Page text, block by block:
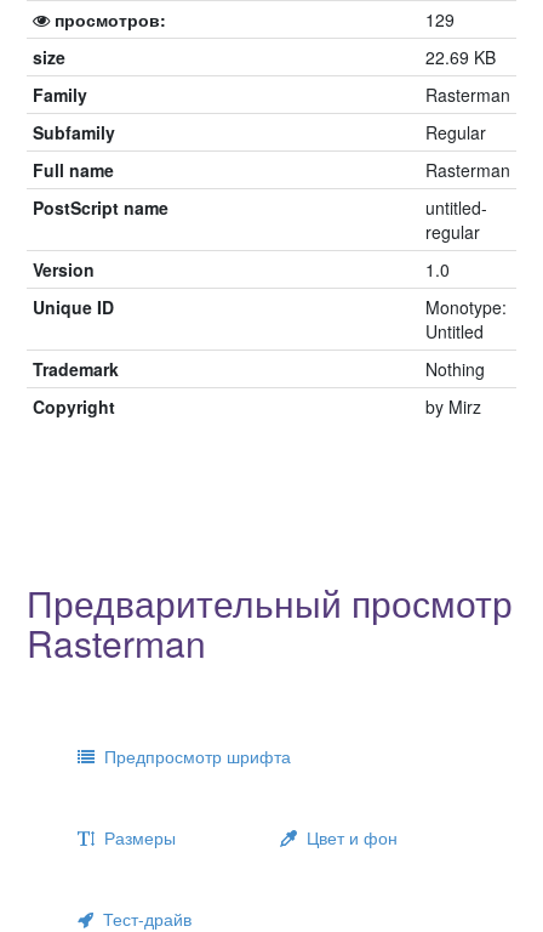
просмотров:
129
size
22.69 KB
Family
Rasterman
Subfamily
Regular
Full name
Rasterman
PostScript name
untitled-
regular
Version
1.0
Unique ID
Monotype:
Untitled
Trademark
Nothing
Copyright
by Mirz
Предварительный просмотр
Rasterman
Предпросмотр шрифта
Размеры Цвет и фон
Тест-драйв